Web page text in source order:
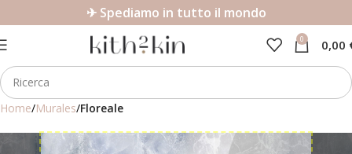
✈ Spediamo in tutto il mondo
0 0,00
Home Murales Floreale